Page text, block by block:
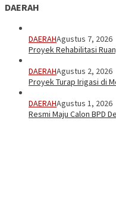
DAERAH
DAERAHAgustus 7, 2026
Proyek Rehabilitasi
DAERAHAgustus 2, 2026
Proyek Turap Irigasi di
DAERAHAgustus 1, 2026
Resmi Maju Calon BPD